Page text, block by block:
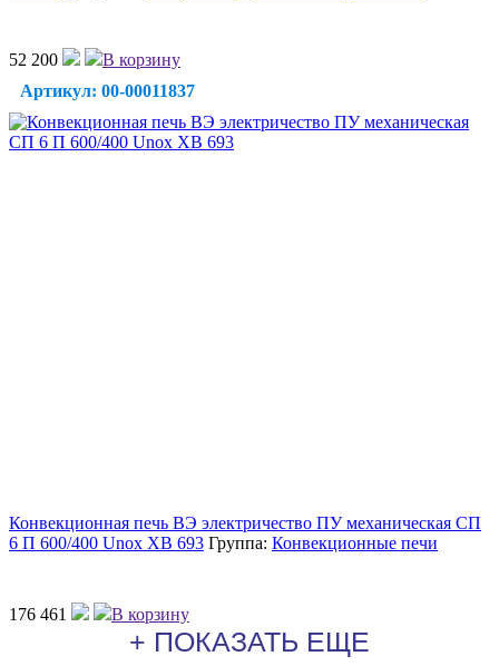
52 200
В корзину
Артикул: 00-00011837
Конвекционная печь ВЭ электричество ПУ механическая СП
6 П 600/400 Unox XB 693 Группа: Конвекционные печи
176 461 В корзину
+ ПОКАЗАТЬ ЕЩЕ